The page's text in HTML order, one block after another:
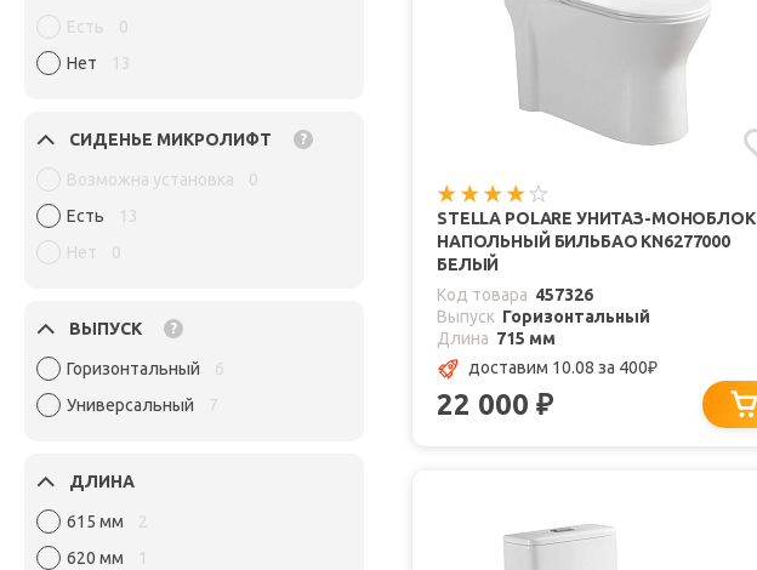
Есть
0
Нет
13
СИДЕНЬЕ МИКРОЛИФТ ?
Возможна установка
0
Есть
13
Нет
0
ВЫПУСК ?
Горизонтальный
6
Универсальный
7
ДЛИНА
615 мм
2
620 мм
1
STELLA POLARE УНИТАЗ-МОНОБЛОК
НАПОЛЬНЫЙ БИЛЬБАО KN6277000
БЕЛЫЙ
Код товара 457326
Выпуск Горизонтальный
Длина 715 мм
доставим 10.08 за 400₽
22 000 ₽